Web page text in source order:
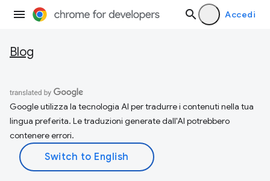
Accedi
Blog
Google utilizza la tecnologia AI per tradurre i contenuti nella tua
lingua preferita. Le traduzioni generate dall'AI potrebbero
contenere errori.